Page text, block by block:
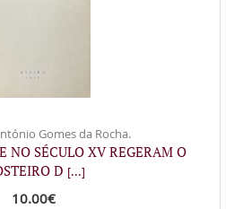
Gomes da Rocha.
NO SÉCULO XV REGERAM O
D [...]
10.00€